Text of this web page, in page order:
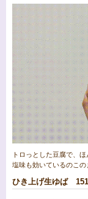
トロっとした豆腐で、
塩味も効いているのこの
ひき上げ生ゆば